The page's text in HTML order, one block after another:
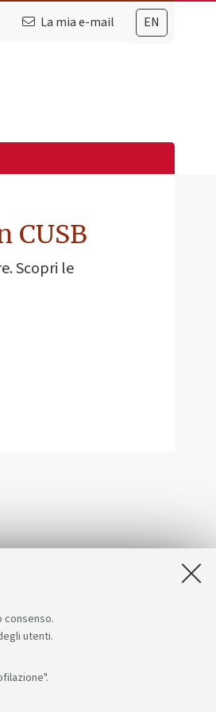
consenso.
utenti.
EN
La mia e-mail
CUSB
Scopri le